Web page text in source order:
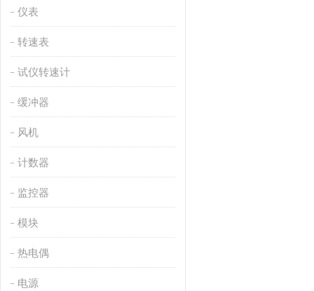
仪表
转速表
试仪转速计
缓冲器
风机
计数器
监控器
模块
热电偶
电源